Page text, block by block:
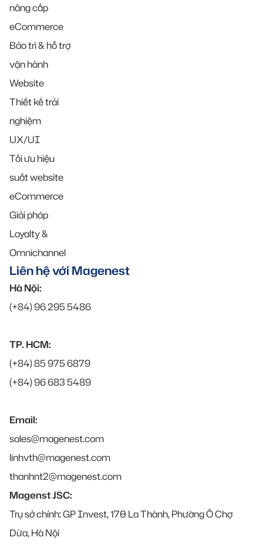
nâng cấp
eCommerce
Bảo trì & hỗ trợ
vận hành
Website
Thiết kế trải
nghiệm
UX/UI
Tối ưu hiệu
suất website
eCommerce
Giải pháp
Loyalty &
Omnichannel
Liên hệ với Magenest
Hà Nội:
(+84) 96 295 5486
TP. HCM:
(+84) 85 975 6879
(+84) 96 683 5489
Email:
sales@magenest.com
linhvth@magenest.com
thanhnt2@magenest.com
Magenst JSC:
Trụ sở chính: GP Invest, 170 La Thành, Phường Ô Chợ
Dừa, Hà Nội